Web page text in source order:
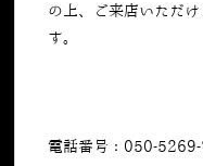
の上、ご来店いただ
す。
電話番号：050-